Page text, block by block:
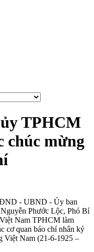
TPHCM
chúc mừng
- UBND - Ủy ban
Phước Lộc, Phó Bí
Nam TPHCM làm
cơ quan báo chí nhân kỷ
Việt Nam (21-6-1925 –